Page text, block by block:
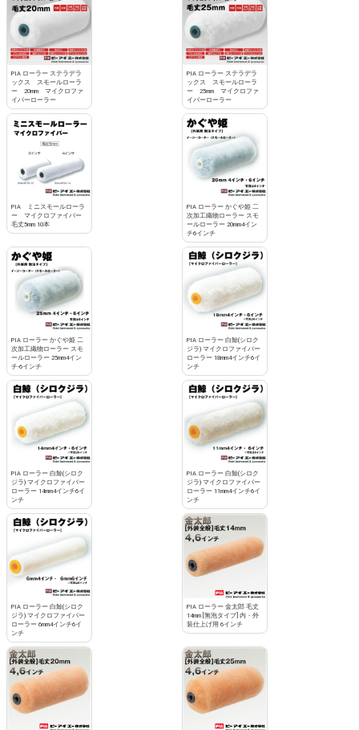
PIA ローラー ステラデラ
ックス スモールローラ
ー 20mm マイクロファ
イバーローラー
PIA ローラー ステラデラ
ックス スモールローラ
ー 25mm マイクロファ
イバーローラー
PIA ミニスモールローラ
ー マイクロファイバー
毛丈5mm 10本
PIA ローラー かぐや姫 二
次加工織物ローラー スモ
ールローラー 20mm4イン
チ6インチ
PIA ローラー かぐや姫 二
次加工織物ローラー スモ
ールローラー 25mm4イン
チ-6インチ
PIA ローラー 白鯨(シロク
ジラ) マイクロファイバー
ローラー 18mm4インチ6イ
ンチ
PIA ローラー 白鯨(シロク
ジラ) マイクロファイバー
ローラー 14mm4インチ6イ
ンチ
PIA ローラー 白鯨(シロク
ジラ) マイクロファイバー
ローラー 11mm4インチ6イ
ンチ
PIA ローラー 白鯨(シロク
ジラ) マイクロファイバー
ローラー 6mm4インチ6イ
ンチ
PIA ローラー 金太郎 毛丈
14mm [無泡タイプ] 内・外
装仕上げ用 6インチ